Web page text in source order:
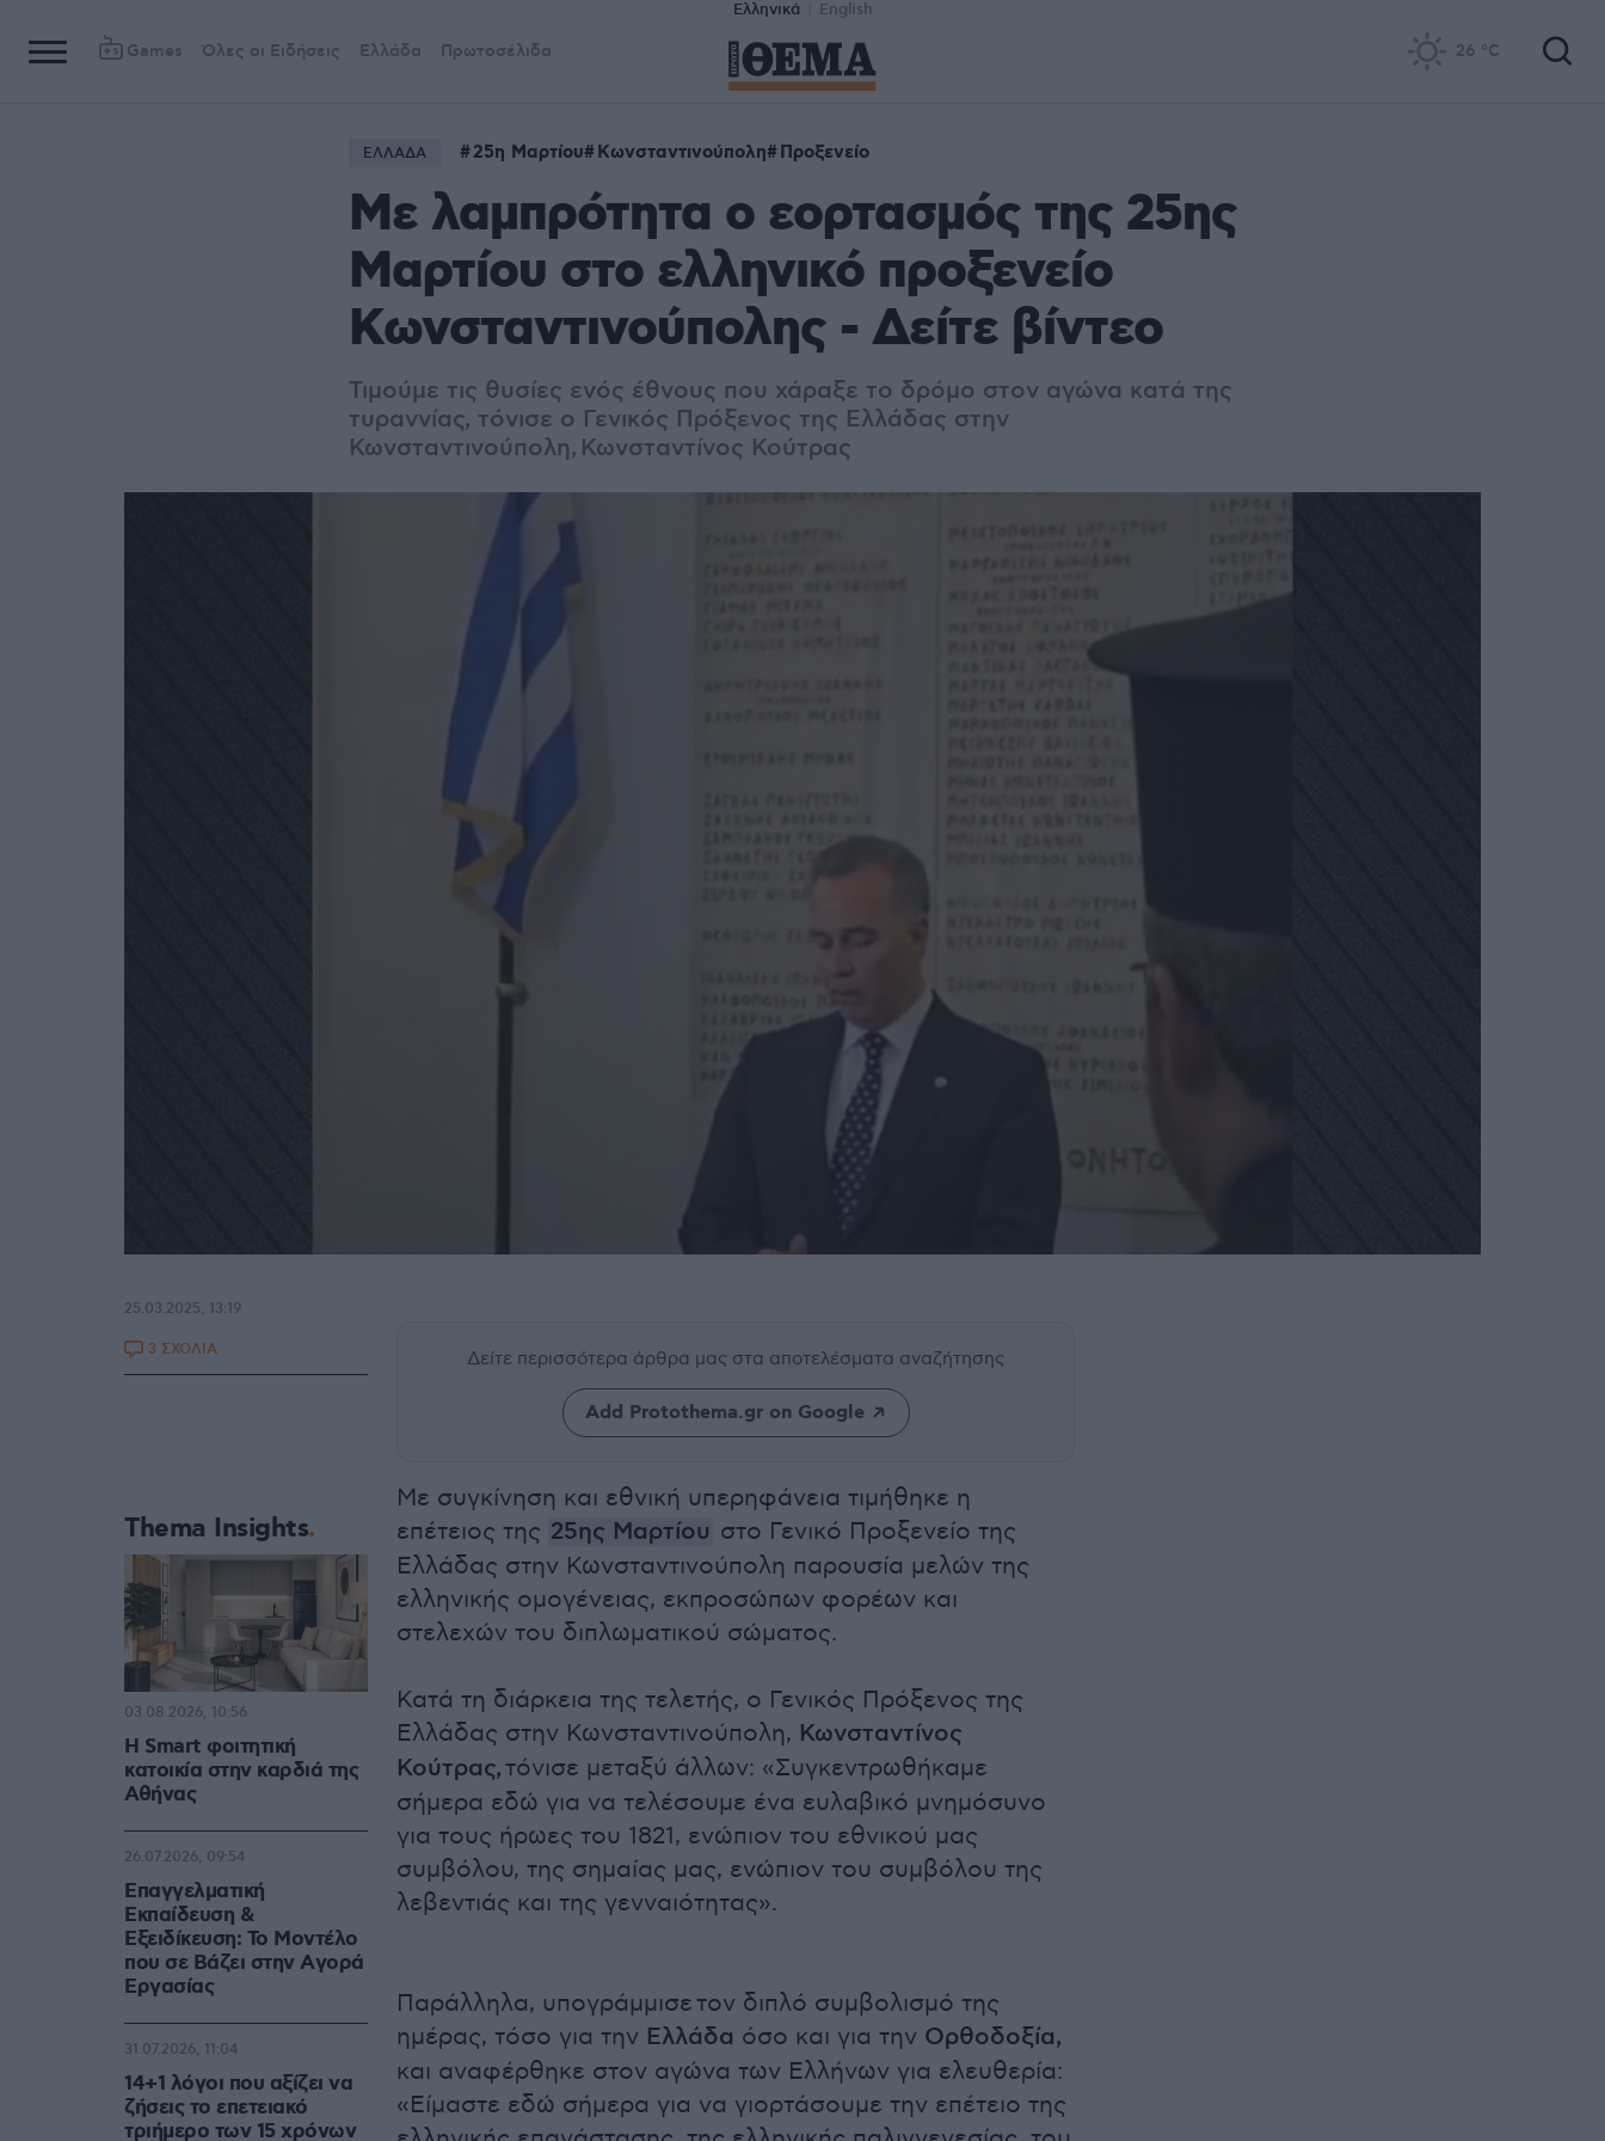
Ελληνικά English
Games Όλες οι Ειδήσεις Ελλάδα Πρωτοσέλιδα 26 °C
ΕΛΛΑΔΑ 25η Μαρτίου Κωνσταντινούπολη Προξενείο
Με λαμπρότητα ο εορτασμός της 25ης
Μαρτίου στο ελληνικό προξενείο
Κωνσταντινούπολης - Δείτε βίντεο
Τιμούμε τις θυσίες ενός έθνους που χάραξε το δρόμο στον αγώνα κατά της
τυραννίας, τόνισε ο Γενικός Πρόξενος της Ελλάδας στην
Κωνσταντινούπολη, Κωνσταντίνος Κούτρας
Δείτε περισσότερα άρθρα μας στα αποτελέσματα αναζήτησης
Add Protothema.gr on Google
Με συγκίνηση και εθνική υπερηφάνεια τιμήθηκε η
επέτειος της 25ης Μαρτίου στο Γενικό Προξενείο της
Ελλάδας στην Κωνσταντινούπολη παρουσία μελών της
ελληνικής ομογένειας, εκπροσώπων φορέων και
στελεχών του διπλωματικού σώματος.
Κατά τη διάρκεια της τελετής, ο Γενικός Πρόξενος της
Ελλάδας στην Κωνσταντινούπολη, Κωνσταντίνος
Κούτρας,τόνισε μεταξύ άλλων: «Συγκεντρωθήκαμε
σήμερα εδώ για να τελέσουμε ένα ευλαβικό μνημόσυνο
για τους ήρωες του 1821, ενώπιον του εθνικού μας
συμβόλου, της σημαίας μας, ενώπιον του συμβόλου της
λεβεντιάς και της γενναιότητας».
Παράλληλα, υπογράμμισε τον διπλό συμβολισμό της
ημέρας, τόσο για την Ελλάδα όσο και για την Ορθοδοξία,
και αναφέρθηκε στον αγώνα των Ελλήνων για ελευθερία:
«Είμαστε εδώ σήμερα για να γιορτάσουμε την επέτειο της
25.03.2025, 13:19
3 ΣΧΟΛΙΑ
Thema Insights
Η Smart φοιτητική
κατοικία στην καρδιά της
Αθήνας
03.08.2026, 10:56
Επαγγελματική
Εκπαίδευση &
Εξειδίκευση: Το Mοντέλο
που σε Bάζει στην Aγορά
Eργασίας
26.07.2026, 09:54
14+1 λόγοι που αξίζει να
ζήσεις το επετειακό
τριήμερο των 15 χρόνων
31.07.2026, 11:04